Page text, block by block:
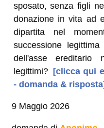
sposato, senza figli
donazione in vita ad
dipartita nel
successione
dell'asse ereditario
legittimi? [clicca qui
- domanda &
9 Maggio 2026